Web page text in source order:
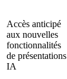
Accès anticipé
aux nouvelles
fonctionnalités
de présentations
IA